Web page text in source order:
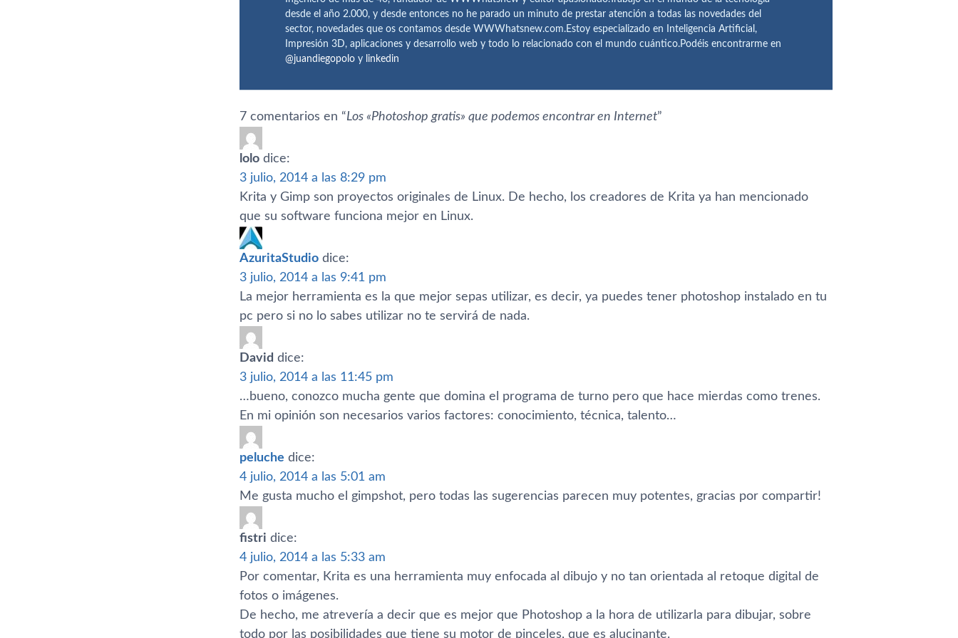
desde el año 2.000, y desde entonces no he parado un minuto de prestar atención a todas las novedades del
sector, novedades que os contamos desde WWWhatsnew.com.Estoy especializado en Inteligencia Artificial,
Impresión 3D, aplicaciones y desarrollo web y todo lo relacionado con el mundo cuántico.Podéis encontrarme en
@juandiegopolo y linkedin
7 comentarios en “Los «Photoshop gratis» que podemos encontrar en Internet”
lolo dice:
3 julio, 2014 a las 8:29 pm
Krita y Gimp son proyectos originales de Linux. De hecho, los creadores de Krita ya han mencionado
que su software funciona mejor en Linux.
AzuritaStudio dice:
3 julio, 2014 a las 9:41 pm
La mejor herramienta es la que mejor sepas utilizar, es decir, ya puedes tener photoshop instalado en tu
pc pero si no lo sabes utilizar no te servirá de nada.
David dice:
3 julio, 2014 a las 11:45 pm
…bueno, conozco mucha gente que domina el programa de turno pero que hace mierdas como trenes.
En mi opinión son necesarios varios factores: conocimiento, técnica, talento…
peluche dice:
4 julio, 2014 a las 5:01 am
Me gusta mucho el gimpshot, pero todas las sugerencias parecen muy potentes, gracias por compartir!
fistri dice:
4 julio, 2014 a las 5:33 am
Por comentar, Krita es una herramienta muy enfocada al dibujo y no tan orientada al retoque digital de
fotos o imágenes.
De hecho, me atreverí­a a decir que es mejor que Photoshop a la hora de utilizarla para dibujar, sobre
todo por las posibilidades que tiene su motor de pinceles, que es alucinante.